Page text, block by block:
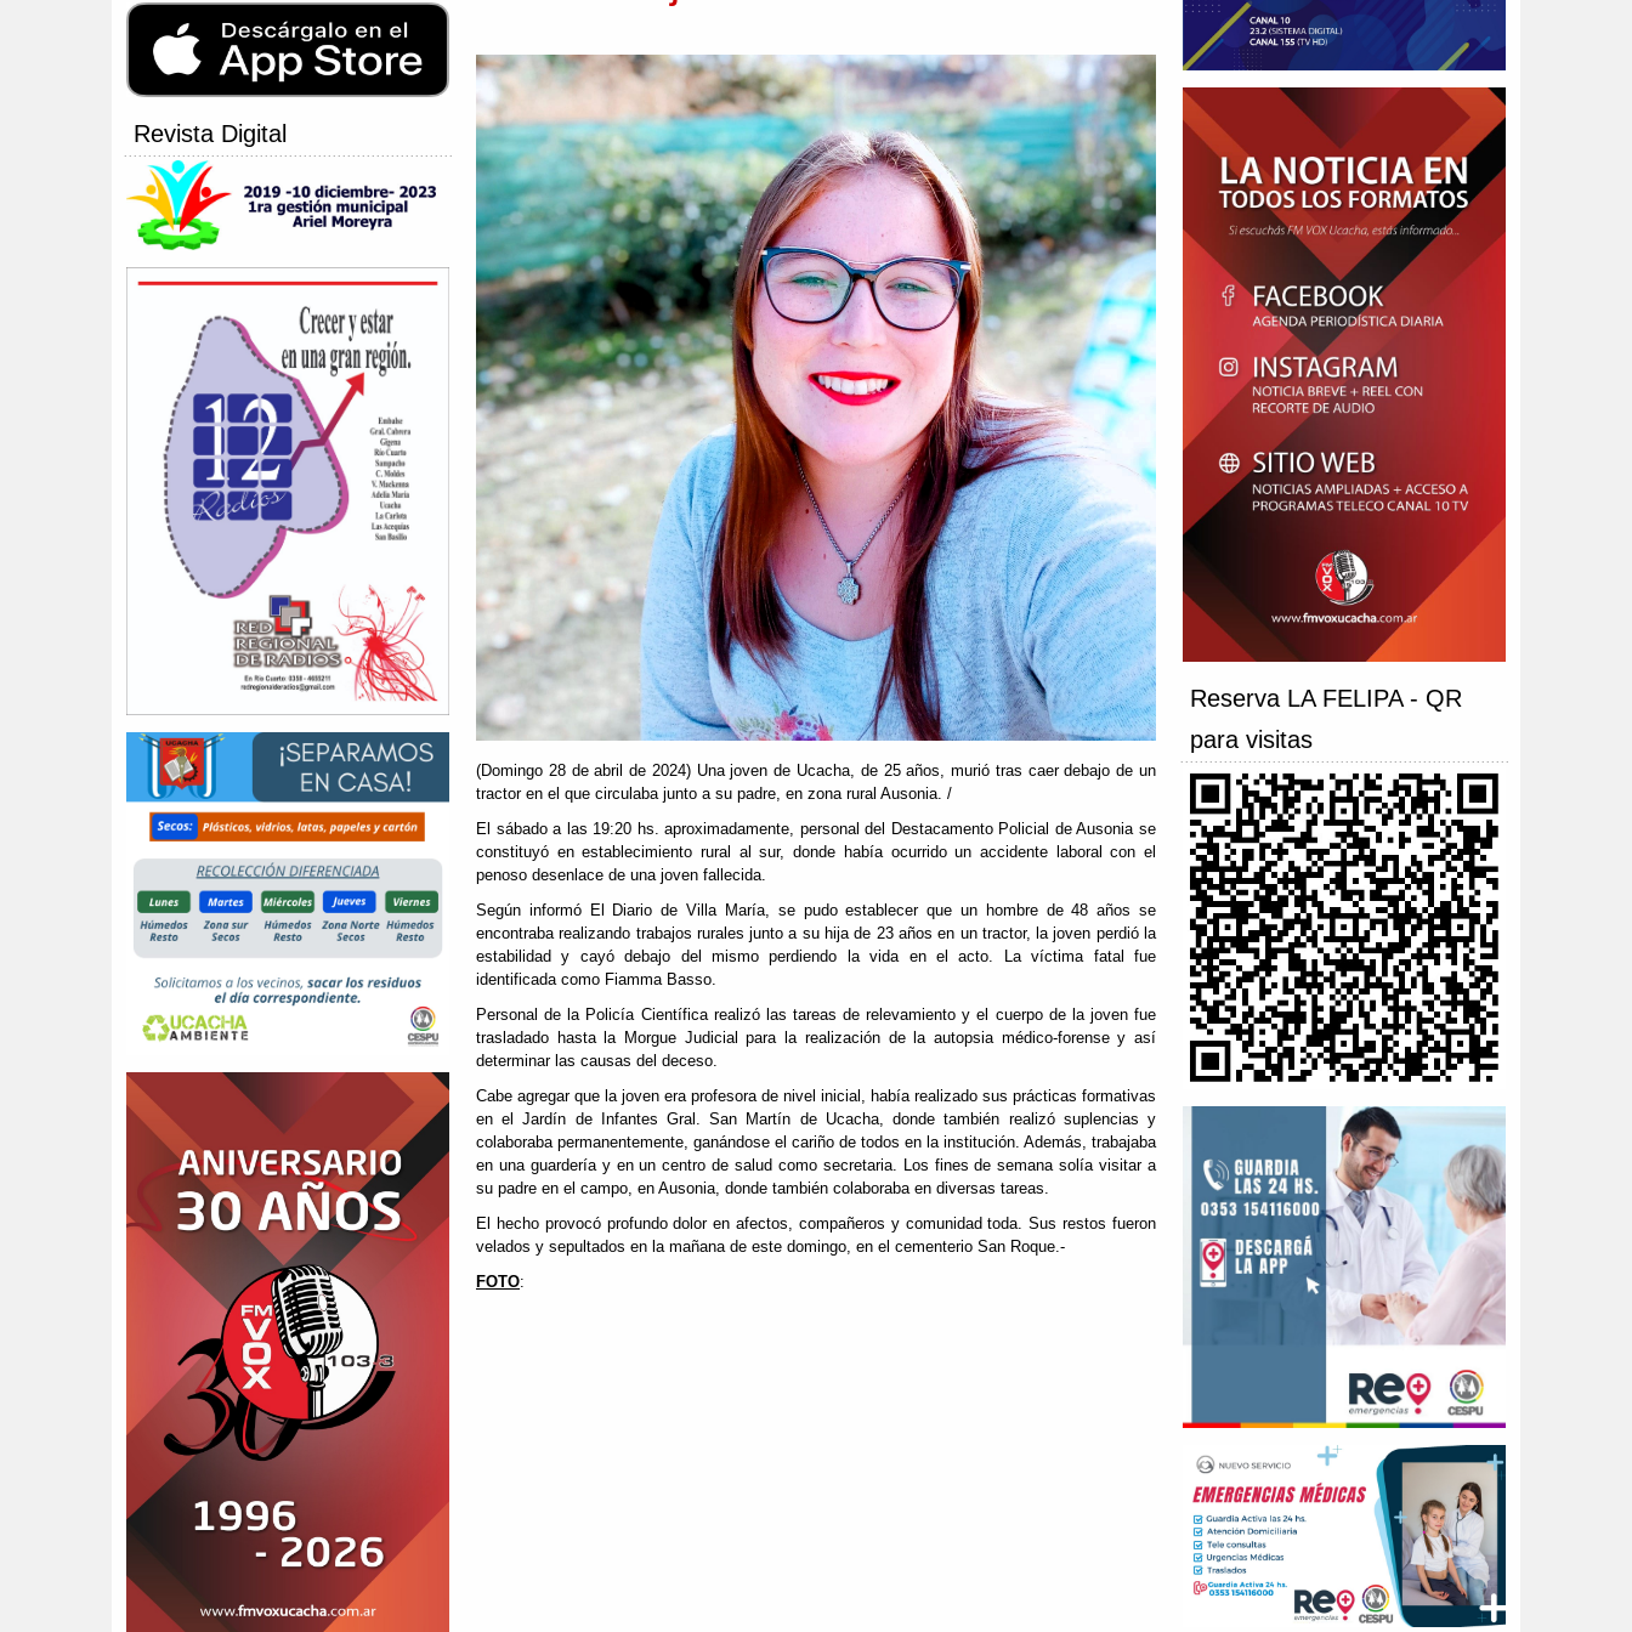
Revista Digital
(Domingo 28 de abril de 2024) Una joven de Ucacha, de 25 años, murió tras caer debajo de un
tractor en el que circulaba junto a su padre, en zona rural Ausonia. /
El sábado a las 19:20 hs. aproximadamente, personal del Destacamento Policial de Ausonia se
constituyó en establecimiento rural al sur, donde había ocurrido un accidente laboral con el
penoso desenlace de una joven fallecida.
Según informó El Diario de Villa María, se pudo establecer que un hombre de 48 años se
encontraba realizando trabajos rurales junto a su hija de 23 años en un tractor, la joven perdió la
estabilidad y cayó debajo del mismo perdiendo la vida en el acto. La víctima fatal fue
identificada como Fiamma Basso.
Personal de la Policía Científica realizó las tareas de relevamiento y el cuerpo de la joven fue
trasladado hasta la Morgue Judicial para la realización de la autopsia médico-forense y así
determinar las causas del deceso.
Cabe agregar que la joven era profesora de nivel inicial, había realizado sus prácticas formativas
en el Jardín de Infantes Gral. San Martín de Ucacha, donde también realizó suplencias y
colaboraba permanentemente, ganándose el cariño de todos en la institución. Además, trabajaba
en una guardería y en un centro de salud como secretaria. Los fines de semana solía visitar a
su padre en el campo, en Ausonia, donde también colaboraba en diversas tareas.
El hecho provocó profundo dolor en afectos, compañeros y comunidad toda. Sus restos fueron
velados y sepultados en la mañana de este domingo, en el cementerio San Roque.-
FOTO:
Reserva LA FELIPA - QR
para visitas